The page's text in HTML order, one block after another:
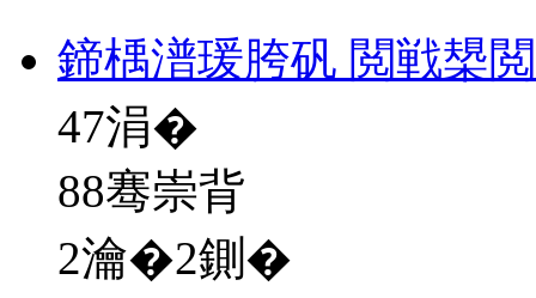
鍗楀潽瑗胯矾 閲戦槼
47涓�
88骞崇背
2瀹�2鍘�